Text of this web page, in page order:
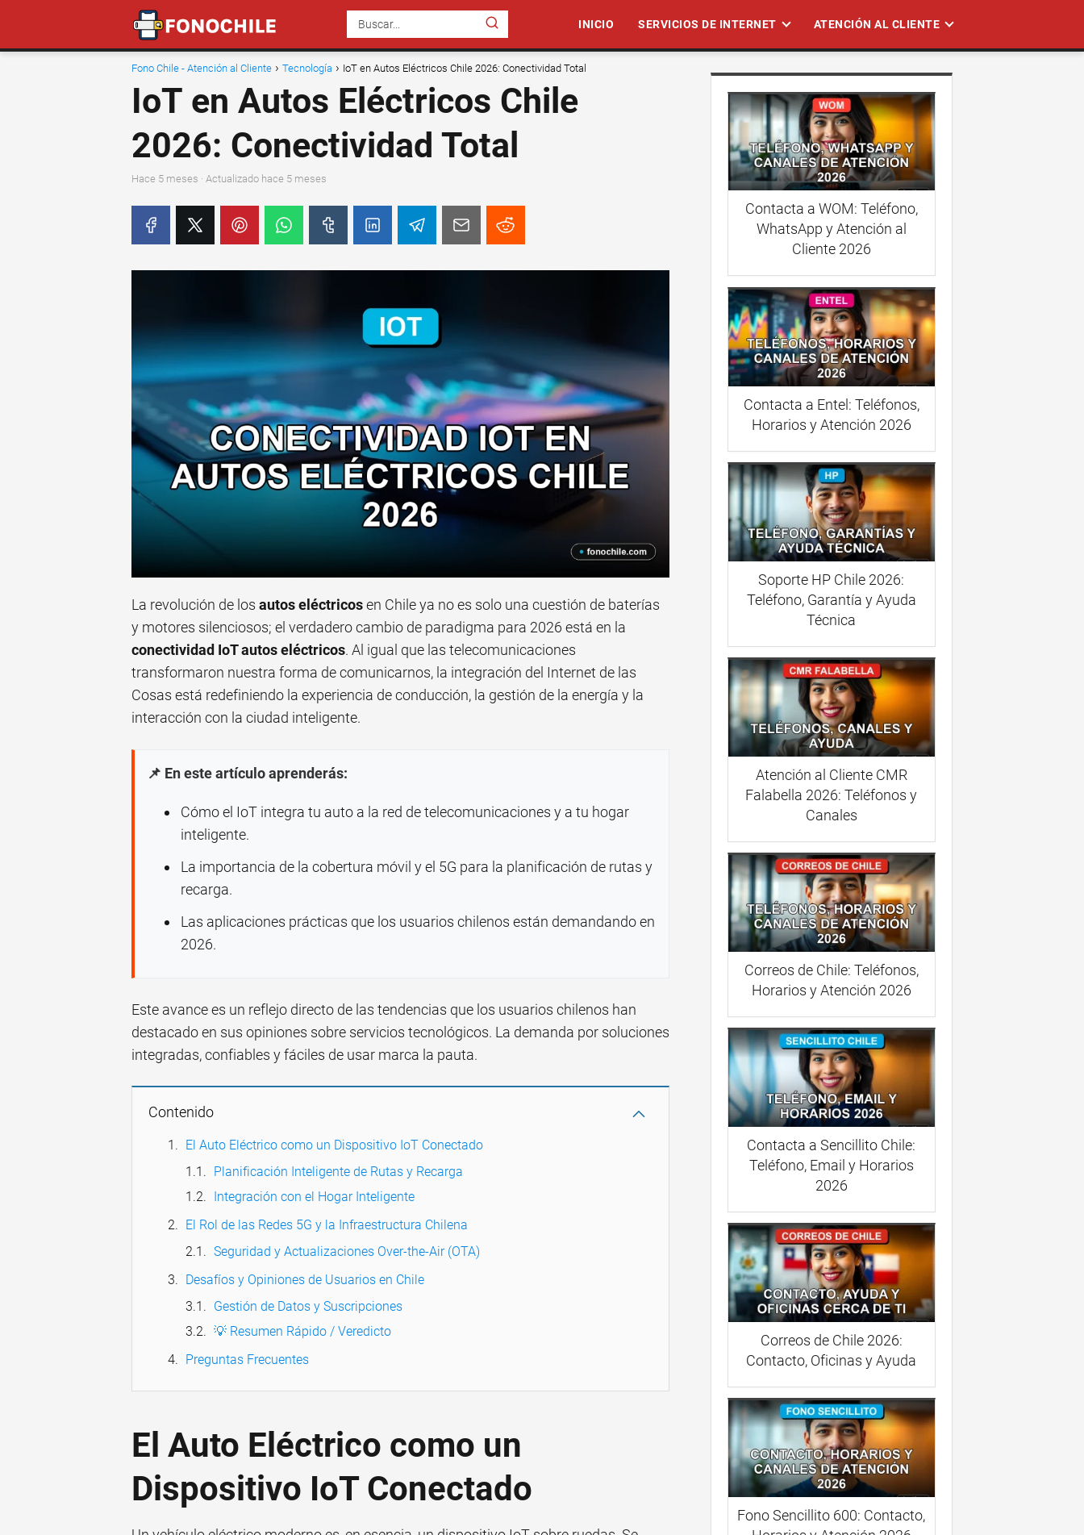
INICIO SERVICIOS DE INTERNET ATENCIÓN AL CLIENTE
Fono Chile - Atención al Cliente Tecnología IoT en Autos Eléctricos Chile 2026: Conectividad Total
IoT en Autos Eléctricos Chile
2026: Conectividad Total
hace 5 meses · Actualizado hace 5 meses
La revolución de los autos eléctricosen Chile ya no es solo una cuestión de baterías
y motores silenciosos; el verdadero cambio de paradigma para 2026 está en la
conectividad IoT autos eléctricos. Al igual que las telecomunicaciones
transformaron nuestra forma de comunicarnos, la integración del Internet de las
Cosas está redefiniendo la experiencia de conducción, la gestión de la energía y la
interacción con la ciudad inteligente.
📌 En este artículo aprenderás:
Cómo el IoT integra tu auto a la red de telecomunicaciones y a tu hogar
inteligente.
La importancia de la cobertura móvil y el 5G para la planificación de rutas y
recarga.
Las aplicaciones prácticas que los usuarios chilenos están demandando en
2026.
Este avance es un reflejo directo de las tendencias que los usuarios chilenos han
destacado en sus opiniones sobre servicios tecnológicos. La demanda por soluciones
integradas, confiables y fáciles de usar marca la pauta.
Contenido
El Auto Eléctrico como un Dispositivo IoT Conectado
Planificación Inteligente de Rutas y Recarga
Integración con el Hogar Inteligente
El Rol de las Redes 5G y la Infraestructura Chilena
Seguridad y Actualizaciones Over-the-Air (OTA)
Desafíos y Opiniones de Usuarios en Chile
Gestión de Datos y Suscripciones
💡 Resumen Rápido / Veredicto
Preguntas Frecuentes
El Auto Eléctrico como un
Dispositivo IoT Conectado
Contacta a WOM: Teléfono,
WhatsApp y Atención al
Cliente 2026
Contacta a Entel: Teléfonos,
Horarios y Atención 2026
Soporte HP Chile 2026:
Teléfono, Garantía y Ayuda
Técnica
Atención al Cliente CMR
Falabella 2026: Teléfonos y
Canales
Correos de Chile: Teléfonos,
Horarios y Atención 2026
Contacta a Sencillito Chile:
Teléfono, Email y Horarios
2026
Correos de Chile 2026:
Contacto, Oficinas y Ayuda
Fono Sencillito 600: Contacto,